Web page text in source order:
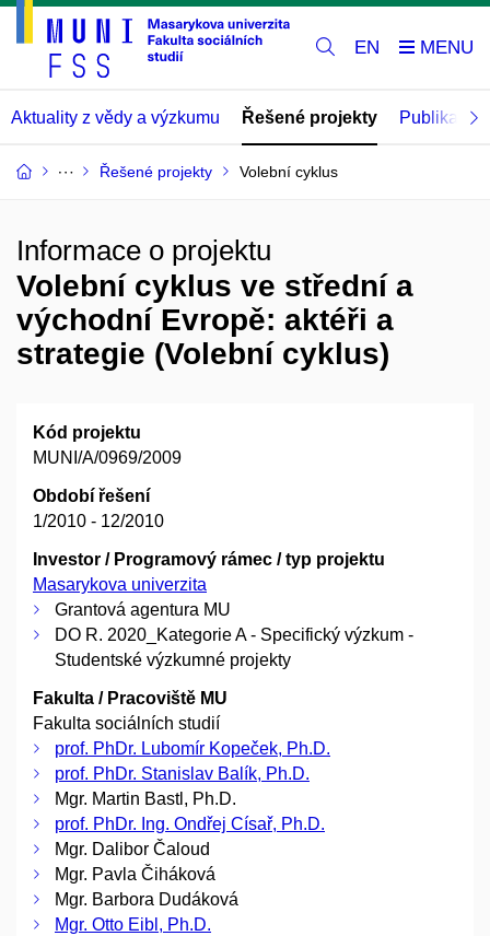
EN
Aktuality z vědy a výzkumu Řešené projekty Publikace
Řešené projekty Volební cyklus
Informace o projektu
Volební cyklus ve střední a
východní Evropě: aktéři a
strategie (Volební cyklus)
Kód projektu
MUNI/A/0969/2009
Období řešení
1/2010 - 12/2010
Investor / Programový rámec / typ projektu
Masarykova univerzita
Grantová agentura MU
DO R. 2020_Kategorie A - Specifický výzkum -
Studentské výzkumné projekty
Fakulta / Pracoviště MU
Fakulta sociálních studií
prof. PhDr. Lubomír Kopeček, Ph.D.
prof. PhDr. Stanislav Balík, Ph.D.
Mgr. Martin Bastl, Ph.D.
prof. PhDr. Ing. Ondřej Císař, Ph.D.
Mgr. Dalibor Čaloud
Mgr. Pavla Čiháková
Mgr. Barbora Dudáková
Mgr. Otto Eibl, Ph.D.